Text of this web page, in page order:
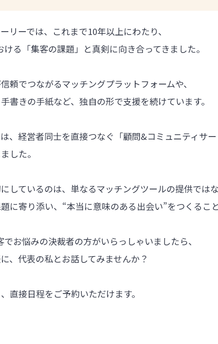
リーでは、これまで10年以上にわたり、
る「集客の課題」と真剣に向き合ってきました。
頼でつながるマッチングプラットフォームや、
書きの手紙など、独自の形で支援を続けています。
、経営者同士を直接つなぐ「顧問&コミュニティサ
した。
しているのは、単なるマッチングツールの提供では
に寄り添い、“本当に意味のある出会い”をつくるこ
お悩みの決裁者の方がいらっしゃいましたら、
、代表の私とお話してみませんか？
直接日程をご予約いただけます。